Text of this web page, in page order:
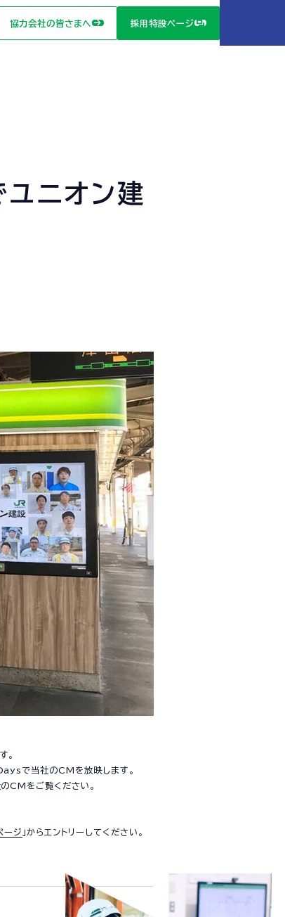
協力会社の皆さまへ 採用特設ページ
組み
ニオン建
。
で当社のCMを放映します。
CMをご覧ください。
ージ 」からエントリーしてください。